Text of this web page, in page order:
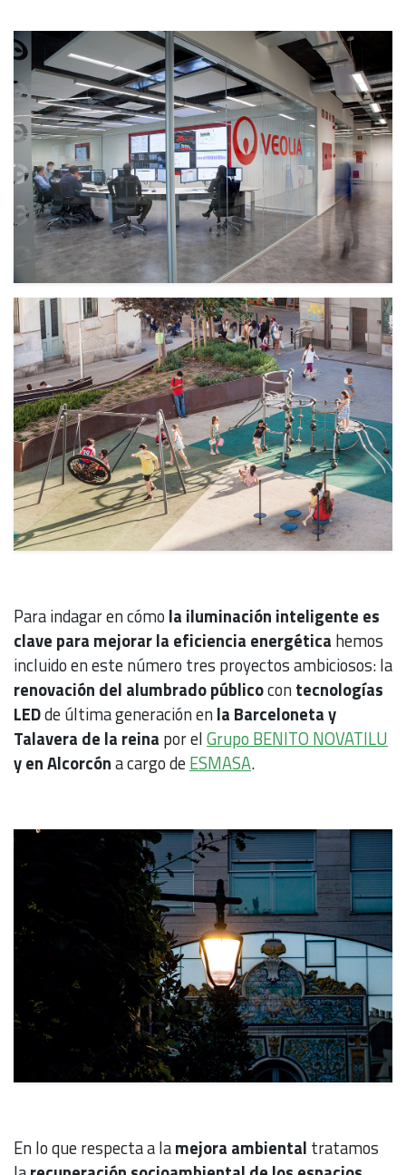
Para indagar en cómo la iluminación inteligente es
clave para mejorar la eficiencia energética hemos
incluido en este número tres proyectos ambiciosos: la
renovación del alumbrado públicocontecnologías
LEDde última generación enla Barceloneta y
Talavera de la reina por elGrupo BENITO NOVATILU
y en Alcorcóna cargo deESMASA.
En lo que respecta a lamejora ambiental tratamos